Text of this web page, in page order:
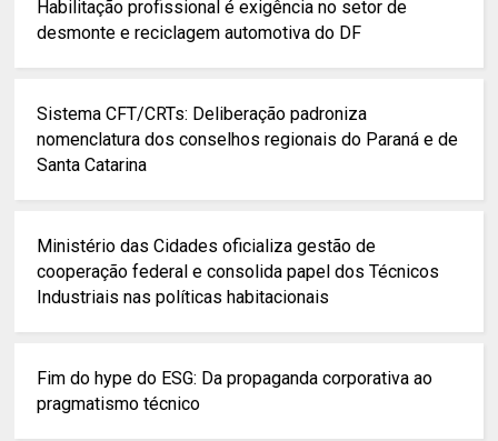
Habilitação profissional é exigência no setor de
desmonte e reciclagem automotiva do DF
Sistema CFT/CRTs: Deliberação padroniza
nomenclatura dos conselhos regionais do Paraná e de
Santa Catarina
Ministério das Cidades oficializa gestão de
cooperação federal e consolida papel dos Técnicos
Industriais nas políticas habitacionais
Fim do hype do ESG: Da propaganda corporativa ao
pragmatismo técnico